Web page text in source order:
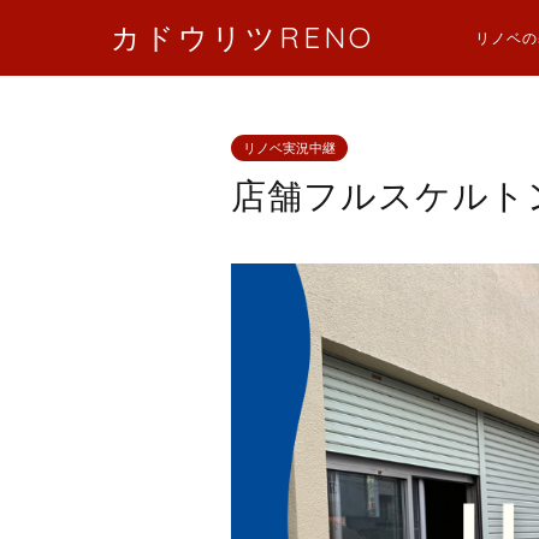
カドウリツRENO リノベ
リノベ実況中継
店舗フルスケル